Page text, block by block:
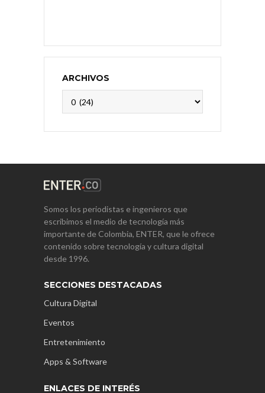
ARCHIVOS
Somos los periodistas e ingenieros que
escribimos el medio de tecnología más
importante de Colombia, ENTER, que le ofrece
contenido sobre tecnología y cultura digital
desde 1996.
SECCIONES DESTACADAS
Cultura Digital
Eventos
Entretenimiento
Apps & Software
ENLACES DE INTERÉS